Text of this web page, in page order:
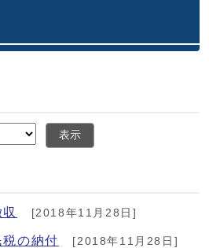
表示
[2018年11月28日]
の納付 [2018年11月28日]